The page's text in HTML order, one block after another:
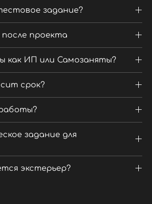
задание?
проекта
как ИП или Самозаняты?
срок?
задание для
экстерьер?